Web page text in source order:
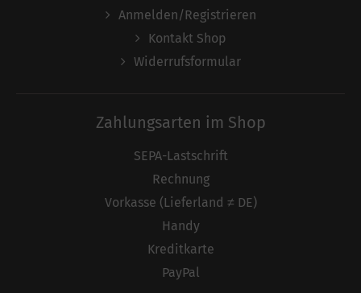
Anmelden/Registrieren
Kontakt Shop
Widerrufsformular
Zahlungsarten im Shop
SEPA-Lastschrift
Rechnung
Vorkasse (Lieferland ≠ DE)
Handy
Kreditkarte
PayPal